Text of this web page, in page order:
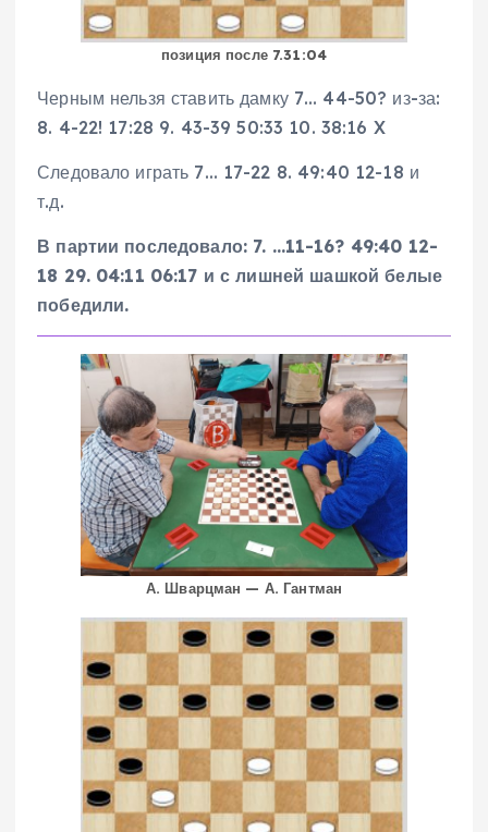
позиция после 7.31:04
Черным нельзя ставить дамку 7… 44-50? из-за:
8. 4-22! 17:28 9. 43-39 50:33 10. 38:16 X
Следовало играть 7… 17-22 8. 49:40 12-18 и
т.д.
В партии последовало: 7. …11-16? 49:40 12-
18 29. 04:11 06:17 и с лишней шашкой белые
победили.
А. Шварцман — А. Гантман